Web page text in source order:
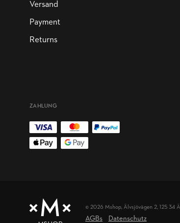
Versand
Payment
Returns
ZAHLUNG
© 2026 Mshop, Älvsjövägen 2, 125 34
AGBs Datenschutz